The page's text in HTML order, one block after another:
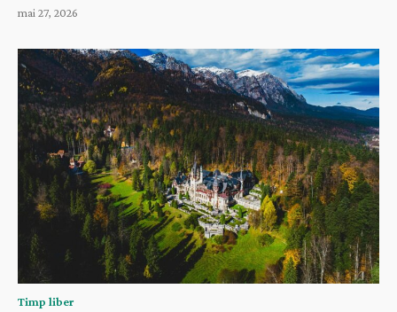
mai 27, 2026
Timp liber